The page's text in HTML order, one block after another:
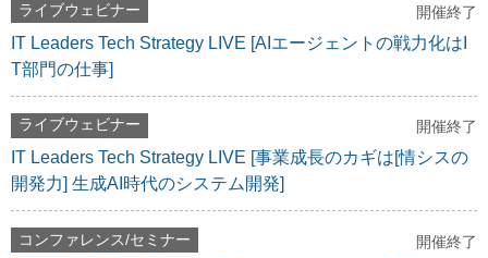
ライブウェビナー 開催終了
IT Leaders Tech Strategy LIVE [AIエージェントの戦力化はI
T部門の仕事]
ライブウェビナー 開催終了
IT Leaders Tech Strategy LIVE [事業成長のカギは[情シスの
開発力] 生成AI時代のシステム開発]
コンファレンス/セミナー 開催終了